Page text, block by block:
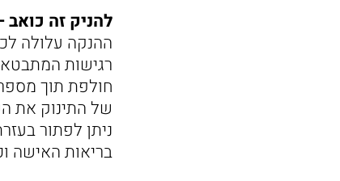
להניק זה כואב
ההנקה עלולה
רגישות
חולפת תוך
של התינוק את
ניתן לפתור
בריאות האישה